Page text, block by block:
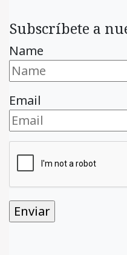
Subscríbete a
Name
Email